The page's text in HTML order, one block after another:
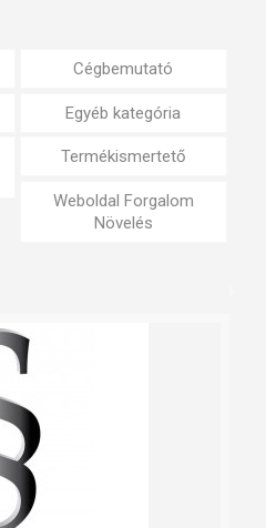
Cégbemutató
Egyéb kategória
Termékismertető
Weboldal Forgalom
Növelés